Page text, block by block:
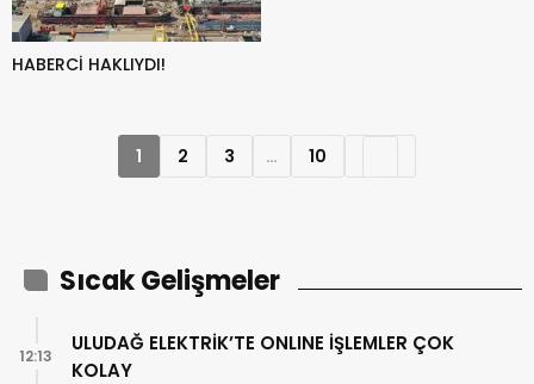
HABERCİ HAKLIYDI!
1 2 3 … 10
Sıcak Gelişmeler
ULUDAĞ ELEKTRİK’TE ONLINE İŞLEMLER ÇOK
KOLAY
12:13